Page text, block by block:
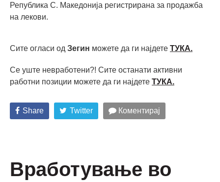
Република С. Македонија регистрирана за продажба
на лекови.
Сите огласи од Зегин можете да ги најдете ТУКА.
Се уште невработени?! Сите останати активни
работни позиции можете да ги најдете ТУКА.
Share Twitter Коментирај
Вработување во